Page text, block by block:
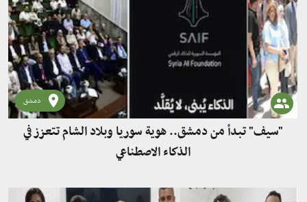
دمشق
"سيف" تبدأ من دمشق.. هوية سوريا وبلاد الشام تتعزز في
الذكاء الاصطناعي